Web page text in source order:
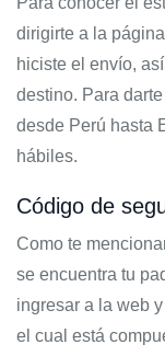
dirigirte a la
hiciste el envío,
destino. Para
desde Perú hasta
hábiles.
Código de
Como te
se encuentra tu
ingresar a la web y
el cual está